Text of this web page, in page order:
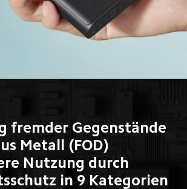
fremder Gegenstände
Metall (FOD)
Nutzung durch
in 9 Kategorien